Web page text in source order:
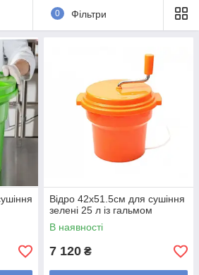
0 Фільтри
Відро 42x51.5см для сушіння
зелені 25 л із гальмом
В наявності
7 120 ₴